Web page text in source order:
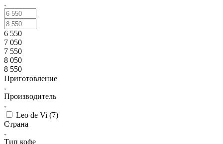
6 550
7 050
7 550
8 050
8 550
Приготовление
Производитель
Leo de Vi (7)
Страна
Тип кофе